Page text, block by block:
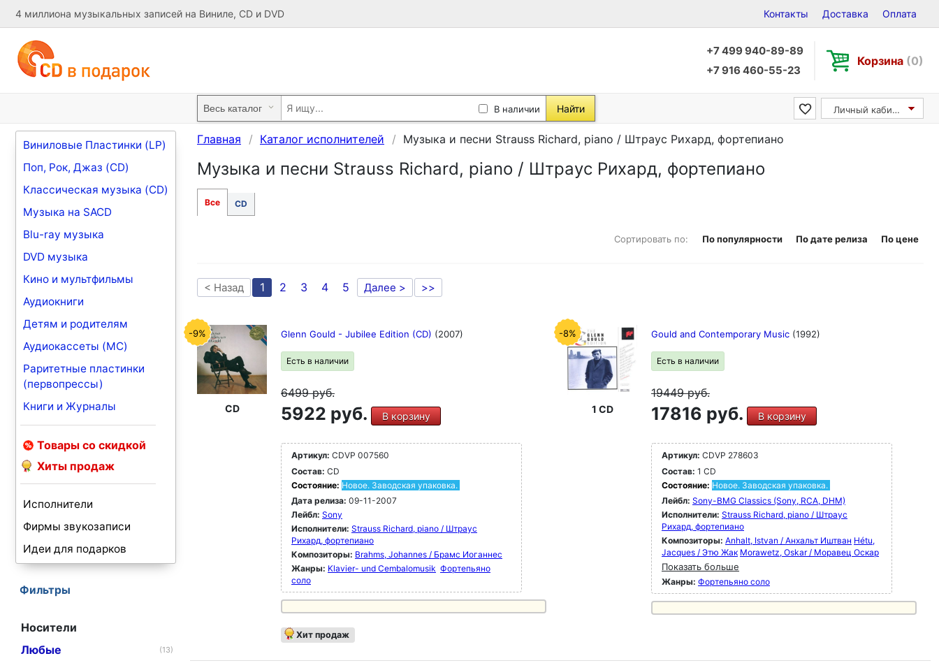
4 миллиона музыкальных записей на Виниле, CD и DVD Контакты Доставка Оплата
+7 499 940-89-89
+7 916 460-55-23
Корзина (0)
В наличии Найти Личный кабинет
Виниловые Пластинки (LP)
Поп, Рок, Джаз (CD)
Классическая музыка (CD)
Музыка на SACD
Blu-ray музыка
DVD музыка
Кино и мультфильмы
Аудиокниги
Детям и родителям
Аудиокассеты (MC)
Раритетные пластинки
(первопрессы)
Книги и Журналы
Товары со скидкой
Хиты продаж
Исполнители
Фирмы звукозаписи
Идеи для подарков
Фильтры
Носители
Любые
(13)
Главная Каталог исполнителей Музыка и песни Strauss Richard, piano / Штраус Рихард, фортепиано
Музыка и песни Strauss Richard, piano / Штраус Рихард, фортепиано
Все CD
Сортировать по: По популярности По дате релиза По цене
< Назад 1 2 3 4 5 Далее > >>
-9%
CD
Glenn Gould - Jubilee Edition (CD) (2007)
Есть в наличии
6499руб.
5922 руб. В корзину
Артикул: CDVP 007560
Состав: CD
Состояние: Новое. Заводская упаковка.
Дата релиза: 09-11-2007
Лейбл: Sony
Исполнители: Strauss Richard, piano / Штраус
Рихард, фортепиано
Композиторы: Brahms, Johannes / Брамс Иоганнес
Жанры: Klavier- und Cembalomusik Фортепьяно
соло
Хит продаж
-8%
1 CD
Gould and Contemporary Music (1992)
Есть в наличии
19449руб.
17816 руб. В корзину
Артикул: CDVP 278603
Состав: 1 CD
Состояние: Новое. Заводская упаковка.
Лейбл: Sony-BMG Classics (Sony, RCA, DHM)
Исполнители: Strauss Richard, piano / Штраус
Рихард, фортепиано
Композиторы: Anhalt, Istvan / Анхальт Иштван Hétu,
Jacques / Этю Жак Morawetz, Oskar / Моравец Оскар
Показать больше
Жанры: Фортепьяно соло